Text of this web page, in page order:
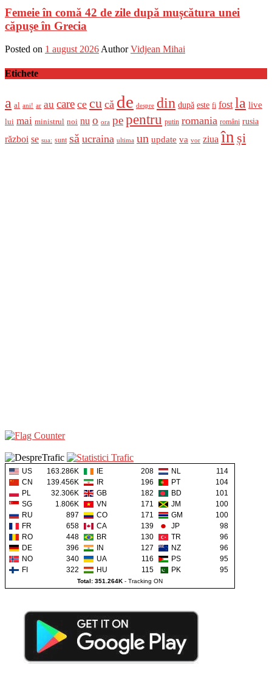
Femeie în comă 42 de zile după mușcătura unei
căpușe în Grecia
Posted on 1 august 2026 Author Vidjean Mihai
Etichete
a al ani! ar au care ce cu că de despre din după este fi fost la live
lui mai ministrul noi nu o ora pepentru putin romania români rusia
război se sua: sunt să ucraina ultima un update va vor ziua în și
US 163.286K IE 208 NL
114
CN
139.456K IR 196 PT
104
PL
32.306K GB 182 BD
101
SG
1.806K VN 171 JM
100
RU
897 CO 171 GM
100
FR
658 CA 139 JP
98
RO
448 BR 130 TR
96
DE
396 IN 127 NZ
96
NO
340 UA 116 PS
95
FI
322 HU 115 PK 95
Total: 351.264K - Tracking ON